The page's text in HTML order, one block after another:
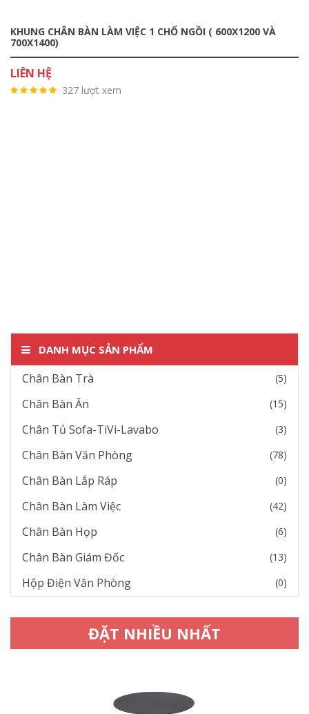
DANH MỤC SẢN PHẨM
Chân Bàn Trà (5)
Chân Bàn Ăn (15)
Chân Tủ Sofa-TiVi-Lavabo (3)
Chân Bàn Văn Phòng (78)
Chân Bàn Lắp Ráp (0)
Chân Bàn Làm Việc (42)
Chân Bàn Họp (6)
Chân Bàn Giám Đốc (13)
Hộp Điện Văn Phòng (0)
ĐẶT NHIỀU NHẤT
KHUNG CHÂN BÀN LÀM VIỆC 1 CHỔ NGỒI ( 600X1200 VÀ
700X1400)
LIÊN HỆ
327 lượt xem